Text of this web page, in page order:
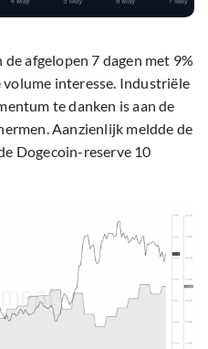
afgelopen 7 dagen met 9%
interesse. Industriële
te danken is aan de
Aanzienlijk meldde de
Dogecoin-reserve 10